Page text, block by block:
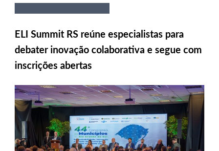
ELI Summit RS reúne especialistas para
debater inovação colaborativa e segue com
inscrições abertas